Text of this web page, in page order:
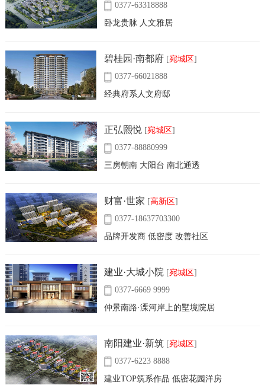
0377-63318888
卧龙贵脉 人文雅居
碧桂园·南都府 [宛城区]
0377-66021888
经典府系人文府邸
正弘熙悦 [宛城区]
0377-88880999
三房朝南 大阳台 南北通透
财富·世家 [高新区]
0377-18637703300
品牌开发商 低密度 改善社区
建业·大城小院 [宛城区]
0377-6669 9999
仲景南路·溧河岸上的墅境院居
南阳建业·新筑 [宛城区]
0377-6223 8888
建业TOP筑系作品 低密花园洋房